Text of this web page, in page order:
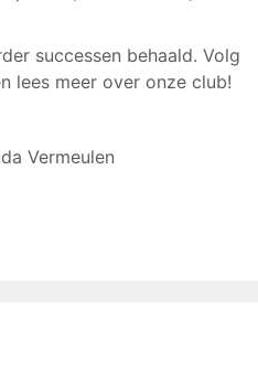
successen behaald. Volg
lees meer over onze club!
Vermeulen